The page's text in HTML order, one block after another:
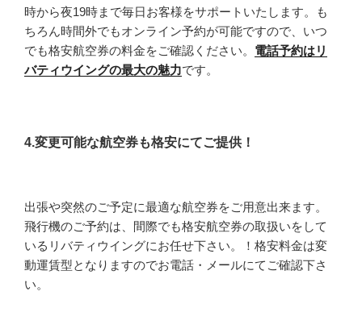
時から夜19時まで毎日お客様をサポートいたします。も
ちろん時間外でもオンライン予約が可能ですので、いつ
でも格安航空券の料金をご確認ください。 電話予約はリ
バティウイングの最大の魅力です。
4.変更可能な航空券も格安にてご提供！
出張や突然のご予定に最適な航空券をご用意出来ます。
飛行機のご予約は、間際でも格安航空券の取扱いをして
いるリバティウイングにお任せ下さい。！格安料金は変
動運賃型となりますのでお電話・メールにてご確認下さ
い。